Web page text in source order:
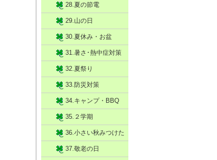
28.夏の節電
29.山の日
30.夏休み・お盆
31.暑さ･熱中症対策
32.夏祭り
33.防災対策
34.キャンプ・BBQ
35.２学期
36.小さい秋みつけた
37.敬老の日